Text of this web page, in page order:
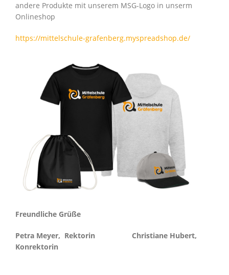
andere Produkte mit unserem MSG-Logo in unserm
Onlineshop
https://mittelschule-grafenberg.myspreadshop.de/
Freundliche Grüße
Petra Meyer, Rektorin Christiane Hubert,
Konrektorin